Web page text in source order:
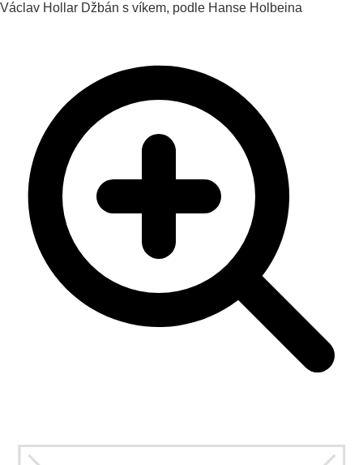
Václav Hollar Džbán s víkem, podle Hanse Holbeina